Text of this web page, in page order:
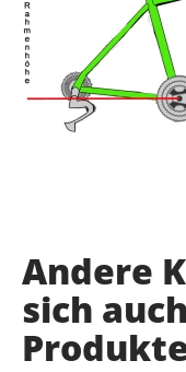
Andere
sich